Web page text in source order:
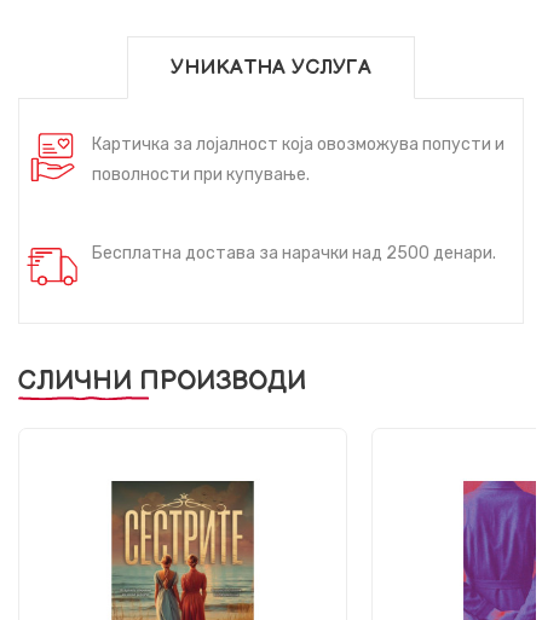
УНИКАТНА УСЛУГА
Картичка за лојалност која овозможува попусти и
поволности при купување.
Бесплатна достава за нарачки над 2500 денари.
СЛИЧНИ ПРОИЗВОДИ